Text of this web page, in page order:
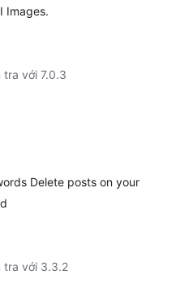
Images.
tra với 7.0.3
Delete posts on your
tra với 3.3.2